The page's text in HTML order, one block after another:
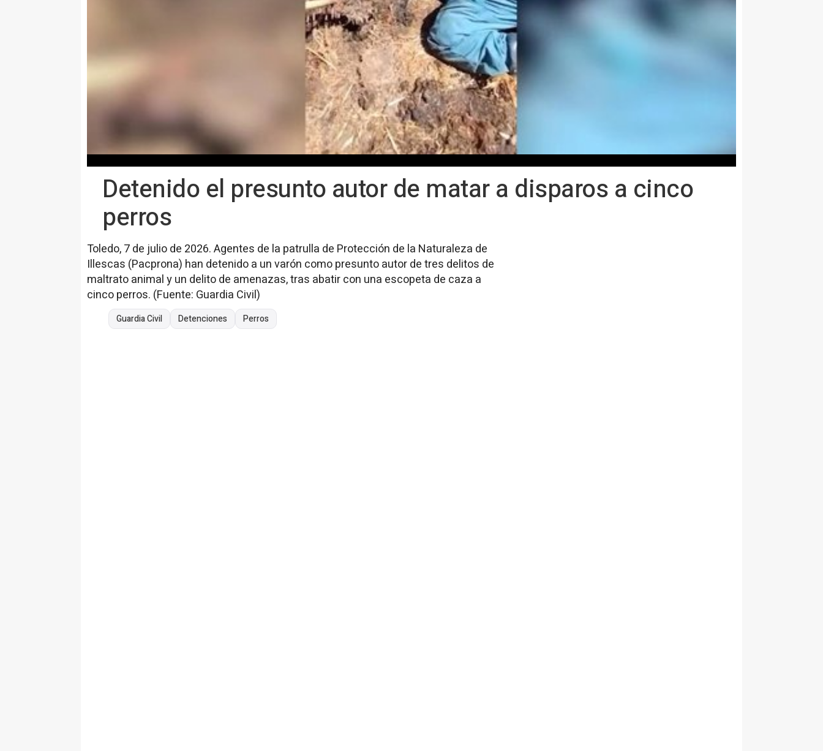
Detenido el presunto autor de matar a disparos a cinco
perros
Toledo, 7 de julio de 2026. Agentes de la patrulla de Protección de la Naturaleza de
Illescas (Pacprona) han detenido a un varón como presunto autor de tres delitos de
maltrato animal y un delito de amenazas, tras abatir con una escopeta de caza a
cinco perros. (Fuente: Guardia Civil)
Guardia Civil Detenciones Perros